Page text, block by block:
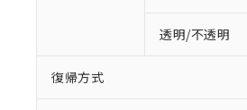
透明/不透明
復帰方式